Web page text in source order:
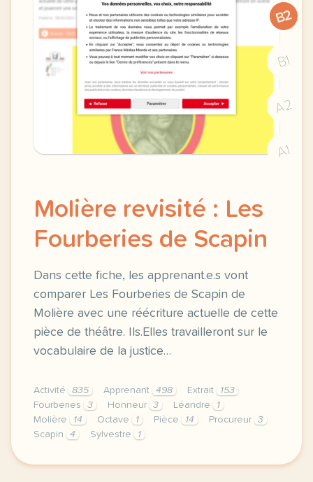
B2
B1
A2
A1
Molière revisité : Les
Fourberies de Scapin
Dans cette fiche, les apprenant.e.s vont
comparer Les Fourberies de Scapin de
Molière avec une réécriture actuelle de cette
pièce de théâtre. Ils.Elles travailleront sur le
vocabulaire de la justice…
Activité 835 Apprenant 498 Extrait
153
Fourberies
3 Honneur 3 Léandre
1
Molière
14 Octave 1 Pièce 14 Procureur
3
Scapin
4 Sylvestre 1
fiche pedagogique b2 moliere revisite les